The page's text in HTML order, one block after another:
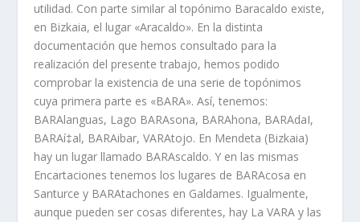
utilidad. Con parte similar al topónimo Baracaldo existe,
en Bizkaia, el lugar «Aracaldo». En la distinta
documentación que hemos consultado para la
realización del presente trabajo, hemos podido
comprobar la existencia de una serie de topónimos
cuya primera parte es «BARA». Así­, tenemos:
BARAlanguas, Lago BARAsona, BARAhona, BARAdaI,
BARAí‡al, BARAibar, VARAtojo. En Mendeta (Bizkaia)
hay un lugar llamado BARAscaldo. Y en las mismas
Encartaciones tenemos los lugares de BARAcosa en
Santurce y BARAtachones en Galdames. Igualmente,
aunque pueden ser cosas diferentes, hay La VARA y las